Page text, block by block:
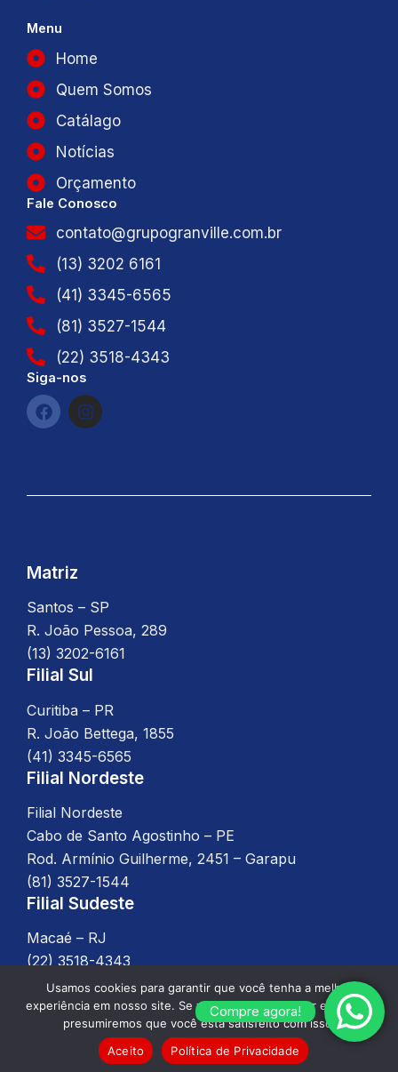
Menu
Home
Quem Somos
Catálago
Notícias
Orçamento
Fale Conosco
contato@grupogranville.com.br
(13) 3202 6161
(41) 3345-6565
(81) 3527-1544
(22) 3518-4343
Siga-nos
F
a
I
n
Matriz
Santos – SP
R. João Pessoa, 289
(13) 3202-6161
Filial Sul
Curitiba – PR
R. João Bettega, 1855
(41) 3345-6565
Filial Nordeste
Filial Nordeste
Cabo de Santo Agostinho – PE
Rod. Armínio Guilherme, 2451 – Garapu
(81) 3527-1544
Filial Sudeste
Macaé – RJ
(22) 3518-4343
Desenvolvido porWPL Digital, 2025 –Política de
Privacidade
Compre agora!
Usamos cookies para garantir que você tenha a melhor
experiência em nosso site. Se você continuar a usar este site,
presumiremos que você está satisfeito com isso.
Aceito
Política de Privacidade